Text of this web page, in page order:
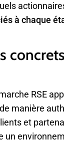
à chaque
RSE
manière
et
un